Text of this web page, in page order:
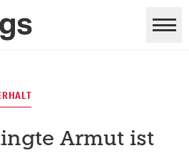
Armut ist